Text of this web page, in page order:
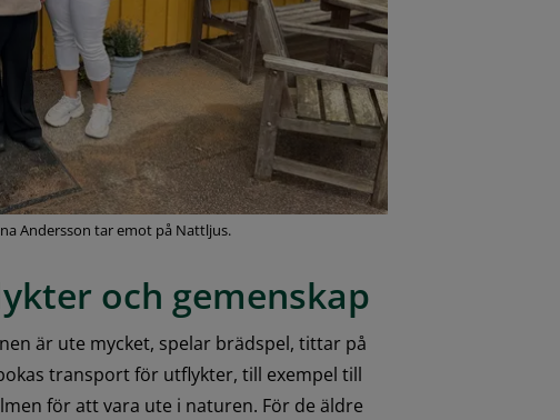
Andersson tar emot på Nattljus.
och gemenskap
är ute mycket, spelar brädspel, tittar på
transport för utflykter, till exempel till
för att vara ute i naturen. För de äldre